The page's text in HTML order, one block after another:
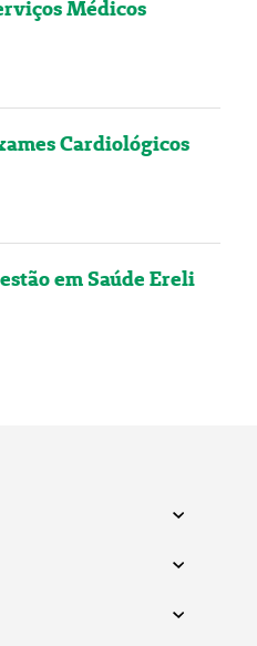
Médicos
Cardiológicos
em Saúde Ereli